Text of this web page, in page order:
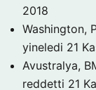
2018
Washington,
yineledi 21
Avustralya,
reddetti 21